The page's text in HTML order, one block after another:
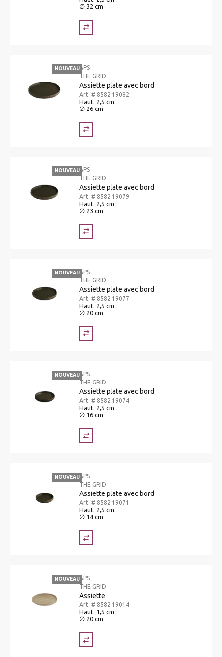
∅ 32 cm
NOUVEAUAPS
THE GRID
Assiette plate avec bord
Art. # 8582.19082
Haut. 2,5 cm
∅ 26 cm
NOUVEAUAPS
THE GRID
Assiette plate avec bord
Art. # 8582.19079
Haut. 2,5 cm
∅ 23 cm
NOUVEAUAPS
THE GRID
Assiette plate avec bord
Art. # 8582.19077
Haut. 2,5 cm
∅ 20 cm
NOUVEAUAPS
THE GRID
Assiette plate avec bord
Art. # 8582.19074
Haut. 2,5 cm
∅ 16 cm
NOUVEAUAPS
THE GRID
Assiette plate avec bord
Art. # 8582.19071
Haut. 2,5 cm
∅ 14 cm
NOUVEAUAPS
THE GRID
Assiette
Art. # 8582.19014
Haut. 1,5 cm
∅ 20 cm